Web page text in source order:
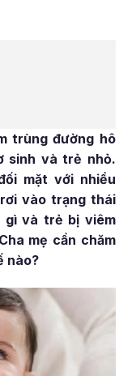
trùng đường hô
sinh và trẻ nhỏ.
mặt với nhiều
vào trạng thái
gì và trẻ bị viêm
mẹ cần chăm
nào?